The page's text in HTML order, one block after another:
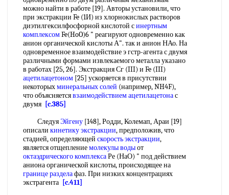
можно найти в работе [19]. Авторы установили, что
при экстракции Fe (1И) из хлорнокислых растворов
диэтилгексилфосфорной кислотой синертным
комплексомFe(HoO)6 " реагируют одновременно как
анион органической кислоты А". так и анион НАо. На
одновременное взаимодействие э гстр-агента с двумя
различными формами извлекаемого металла указано
в работах [25, 26]. Экстракция Сг (III) и Fe (III)
ацетилацетоном [25] ускоряется в присутствии
некоторыхминеральных солей (например, NH4F),
что объясняетсявзаимодействием ацетилацетонас
двумя [c.385]
СледуяЭйгену [148], Родди, Колемап, Араи [19]
описали кинетику экстракции, предположив, что
стадией, определяющей скорость экстракции,
является отщеплениемолекулы водыот
октаэдрического комплексаРе (НаО) " под действием
аниона органической кислоты, происходящее на
границе разделафаз. При низких концентрациях
экстрагента [c.411]